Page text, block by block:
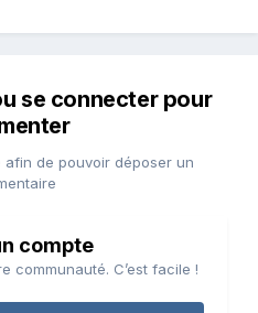
se connecter pour
afin de pouvoir déposer un
compte
communauté. C’est facile !